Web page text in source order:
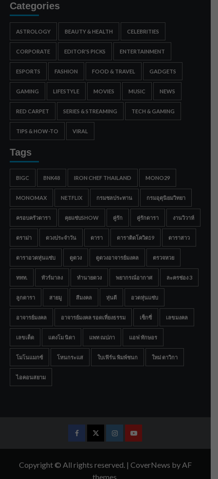
Categories
ASTROLOGY BEAUTY & HEALTH CELEBRITIES
CORPORATE EDITOR'S PICKS ENTERTAINMENT
ESPORTS FASHION FOOD & TRAVEL GADGETS
GAMING LIFESTYLE MOVIES MUSIC NEWS
RED CARPET SERIES & STREAMING TECH & GAMING
TIPS & HOW-TO VIRAL
Tags
BIGC BNK48 IRON CHEF THAILAND MONO29
MONOMAX NETFLIX กรมชลประทาน กรมอุตุนิยมวิทยา
ครอบครัวดารา คุยแซ่บSHOW คู่รัก คู่รักดารา งานวิวาห์
ดราม่า ดวงประจำวัน ดารา ดาราติดโควิด19 ดาราสาว
ดาราอวดหุ่นแซ่บ ดูดวง ดูดวงอาจารย์มงคล ตรวจหวย
ททท. ทัวร์มาลง ทำนายดวง พยากรณ์อากาศ ละครช่อง 3
ลูกดารา สายมู สีมงคล หุ่นดี อวดหุ่นแซ่บ
อาจารย์มงคล อาจารย์มงคล รอดเที่ยงธรรม เซ็กซี่ เลขมงคล
เลขเด็ด แตงโม นิดา แพท ณปภา แอฟ ทักษอร
โมโนแมกซ์ โหนกระแส ใบเฟิร์น พิมพ์ชนก ใหม่ ดาวิกา
ไอคอนสยาม
FacebookTwitterInstagramYoutube
Copyright © All rights reserved. | CoverNews by AF
themes.